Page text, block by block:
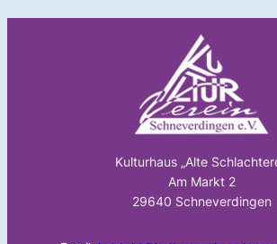
Kulturhaus „Alte
Am Markt 2
29640 Schneverdingen